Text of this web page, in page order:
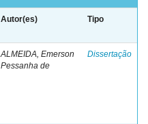
Autor(es) Tipo
ALMEIDA, Emerson
Pessanha de
Dissertação